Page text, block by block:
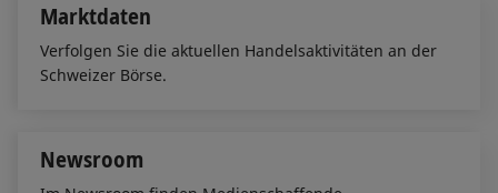
Marktdaten
Verfolgen Sie die aktuellen Handelsaktivitäten an der
Schweizer Börse.
Newsroom